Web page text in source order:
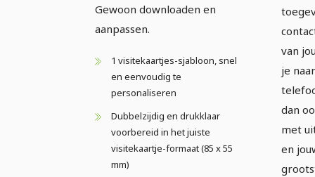
Gewoon downloaden en
aanpassen.
1 visitekaartjes-sjabloon, snel
en eenvoudig te
personaliseren
Dubbelzijdig en drukklaar
voorbereid in het juiste
visitekaartje-formaat (85 x 55
mm)
van
je
dan
met
en